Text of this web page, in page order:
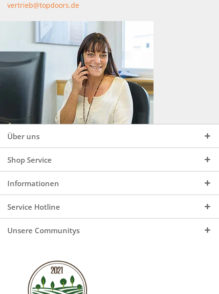
vertrieb@topdoors.de
Über uns
Shop Service
Informationen
Service Hotline
Unsere Communitys